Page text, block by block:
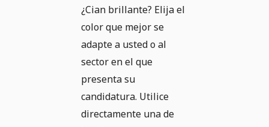
¿Cian brillante? Elija el
color que mejor se
adapte a usted o al
sector en el que
presenta su
candidatura. Utilice
directamente una de